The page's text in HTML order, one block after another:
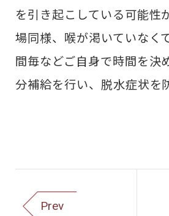
を引き起こしている可能性
場同様、喉が渇いていなく
間毎などご自身で時間を決
分補給を行い、脱水症状を
Prev